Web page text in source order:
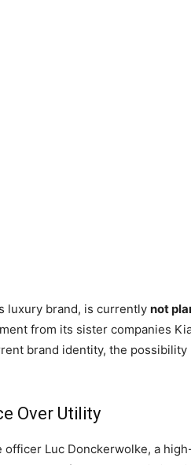
luxury brand, is currently not
from its sister companies
brand identity, the possibility
Over Utility
Luc Donckerwolke, a